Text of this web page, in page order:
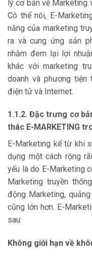
lý cơ bản về Marketing
Có thể nói, E-
năng của marketing
ra và cung ứng sản
nhằm đem lại lợi
khác với marketing
doanh và phương tiện
điện tử và Internet.
1.1.2. Đặc trưng cơ
thác E-MARKETING
E-Marketing kể từ khi
dụng một cách rộng
yếu là do E-Marketing
Marketing truyền
động Marketing,
cũng lớn hơn. E-
sau:
Không giới hạn về